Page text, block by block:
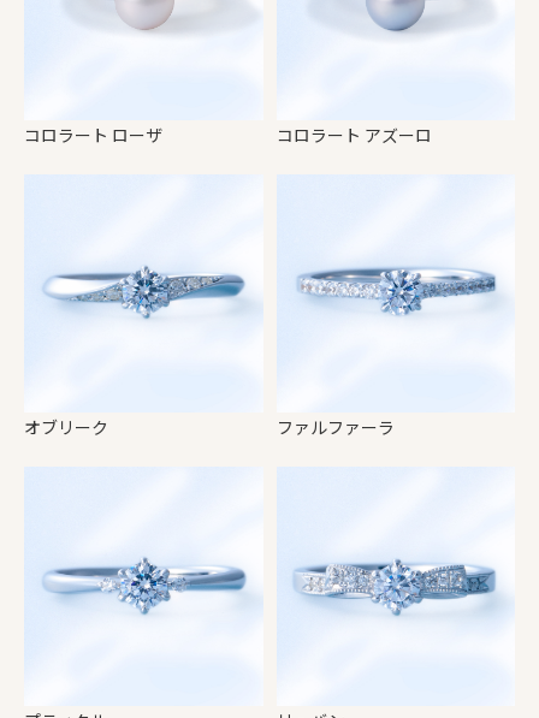
コロラート ローザ コロラート アズーロ
オブリーク ファルファーラ